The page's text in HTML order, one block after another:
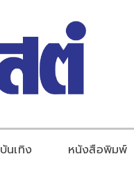
บันเทิง หนังสือพิมพ์